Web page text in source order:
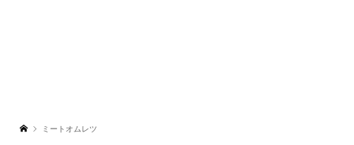
ミートオムレツ